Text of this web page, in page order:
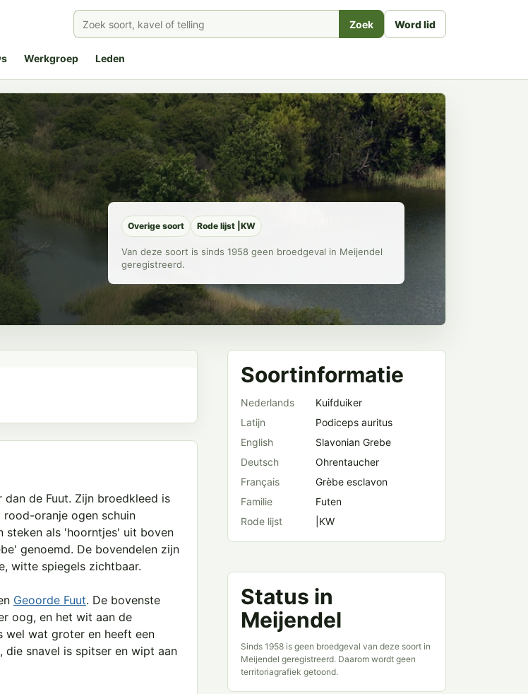
Zoek Word lid
Werkgroep Leden
Overige soort Rode lijst |KW
Van deze soort is sinds 1958 geen broedgeval in Meijendel
geregistreerd.
de Fuut. Zijn broedkleed is
oranje ogen schuin
steken als 'hoorntjes' uit boven
genoemd. De bovendelen zijn
witte spiegels zichtbaar.
Geoorde Fuut. De bovenste
oog, en het wit aan de
wel wat groter en heeft een
snavel is spitser en wipt aan
Soortinformatie
Nederlands
Kuifduiker
Latijn
Podiceps auritus
English
Slavonian Grebe
Deutsch
Ohrentaucher
Français
Grèbe esclavon
Familie
Futen
Rode lijst
|KW
Status in
Meijendel
Sinds 1958 is geen broedgeval van deze soort in
Meijendel geregistreerd. Daarom wordt geen
territoriagrafiek getoond.